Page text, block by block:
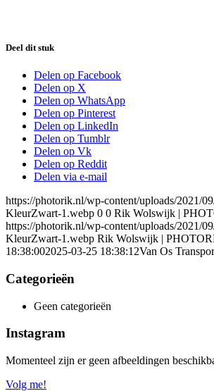
Deel dit stuk
Delen op Facebook
Delen op X
Delen op WhatsApp
Delen op Pinterest
Delen op LinkedIn
Delen op Tumblr
Delen op Vk
Delen op Reddit
Delen via e-mail
https://photorik.nl/wp-content/uploads/2021/
KleurZwart-1.webp 0 0 Rik Wolswijk |
https://photorik.nl/wp-content/uploads/2021/
KleurZwart-1.webp Rik Wolswijk |
18:38:002025-03-25 18:38:12Van Os
Categorieën
Geen categorieën
Instagram
Momenteel zijn er geen afbeeldingen
Volg me!